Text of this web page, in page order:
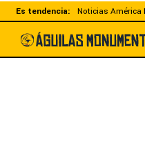
Es tendencia: Noticias América